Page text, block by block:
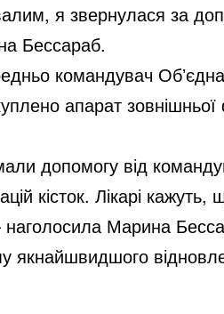
я звернулася за
Бессараб.
командувач
апарат зовнішньої
допомогу від
кісток. Лікарі кажуть,
наголосила Марина
якнайшвидшого